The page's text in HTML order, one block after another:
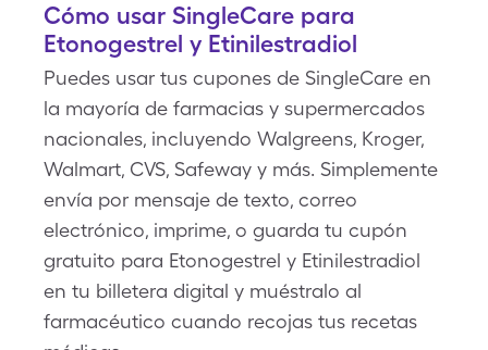
Cómo usar SingleCare para
Etonogestrel y Etinilestradiol
Puedes usar tus cupones de SingleCare en
la mayoría de farmacias y supermercados
nacionales, incluyendo Walgreens, Kroger,
Walmart, CVS, Safeway y más. Simplemente
envía por mensaje de texto, correo
electrónico, imprime, o guarda tu cupón
gratuito para Etonogestrel y Etinilestradiol
en tu billetera digital y muéstralo al
farmacéutico cuando recojas tus recetas